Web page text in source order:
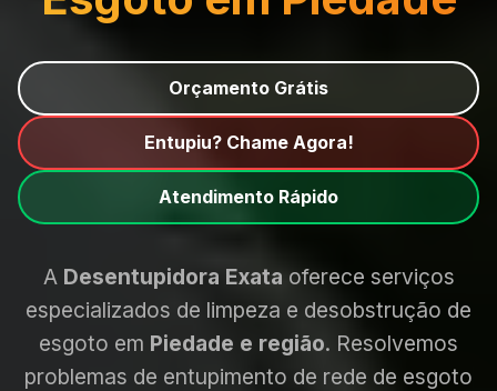
Orçamento Grátis
Entupiu? Chame Agora!
Atendimento Rápido
A Desentupidora Exata oferece serviços
especializados de limpeza e desobstrução de
esgoto em Piedade e região. Resolvemos
problemas de entupimento de rede de esgoto